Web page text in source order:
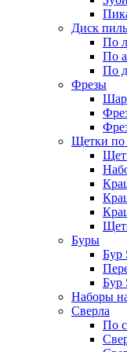
Диск
По
По
По
Фрезы
Щетки по
Буры
Бур
Бур
Наборы
Сверла
По